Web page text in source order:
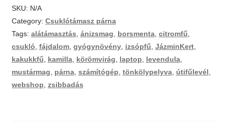
féle
gyógynövény
keverékkel
quantity
SKU: N/A
Category: Csuklótámasz párna
Tags: alátámasztás ánizsmag borsmenta, citromfű
csukló fájdalom, gyógynövény, izsópfű JázminKert,
kakukkfű
kamilla, körömvirág laptop levendula,
mustármag
párna, számítógép tönkölypelyva, útifűlevél
webshop zsibbadás